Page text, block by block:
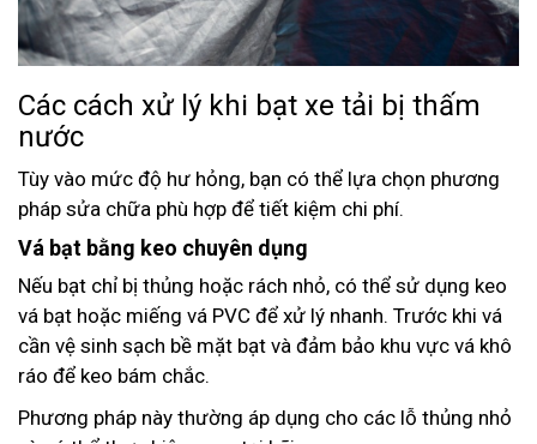
Các cách xử lý khi bạt xe tải bị thấm
nước
Tùy vào mức độ hư hỏng, bạn có thể lựa chọn phương
pháp sửa chữa phù hợp để tiết kiệm chi phí.
Vá bạt bằng keo chuyên dụng
Nếu bạt chỉ bị thủng hoặc rách nhỏ, có thể sử dụng keo
vá bạt hoặc miếng vá PVC để xử lý nhanh. Trước khi vá
cần vệ sinh sạch bề mặt bạt và đảm bảo khu vực vá khô
ráo để keo bám chắc.
Phương pháp này thường áp dụng cho các lỗ thủng nhỏ